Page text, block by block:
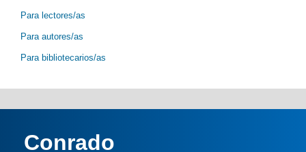
Para lectores/as
Para autores/as
Para bibliotecarios/as
Conrado